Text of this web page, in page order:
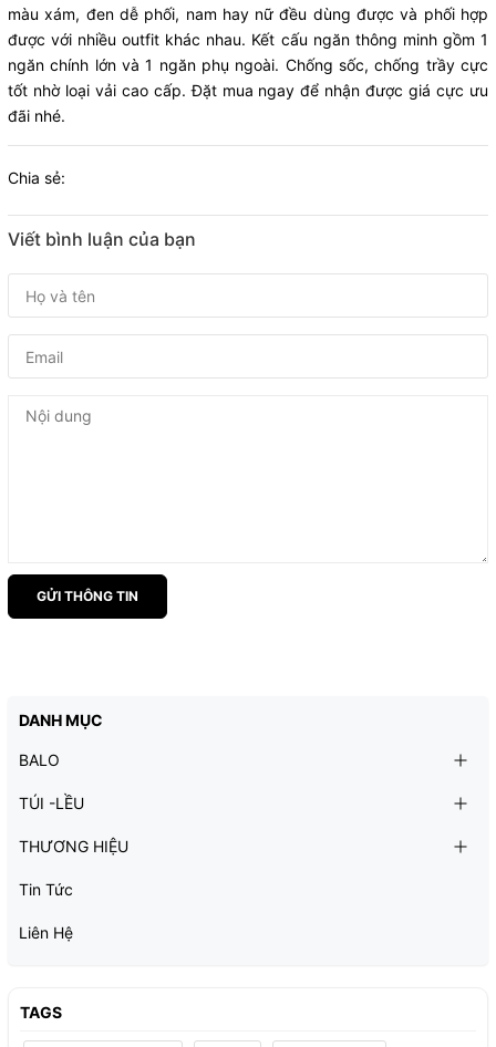
màu xám, đen dễ phối, nam hay nữ đều dùng được và phối hợp
được với nhiều outfit khác nhau. Kết cấu ngăn thông minh gồm 1
ngăn chính lớn và 1 ngăn phụ ngoài. Chống sốc, chống trầy cực
tốt nhờ loại vải cao cấp. Đặt mua ngay để nhận được giá cực ưu
đãi nhé.
Chia sẻ:
Viết bình luận của bạn
GỬI THÔNG TIN
DANH MỤC
BALO
TÚI -LỀU
THƯƠNG HIỆU
Tin Tức
Liên Hệ
TAGS